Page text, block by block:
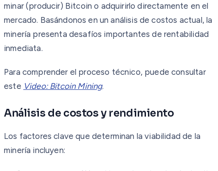
minar (producir) Bitcoin o adquirirlo directamente en el
mercado. Basándonos en un análisis de costos actual, la
minería presenta desafíos importantes de rentabilidad
inmediata.
Para comprender el proceso técnico, puede consultar
este Video: Bitcoin Mining.
Análisis de costos y rendimiento
Los factores clave que determinan la viabilidad de la
minería incluyen: